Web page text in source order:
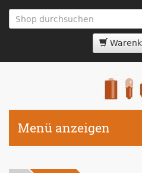
zum
Hauptinhalt
Menü anzeigen